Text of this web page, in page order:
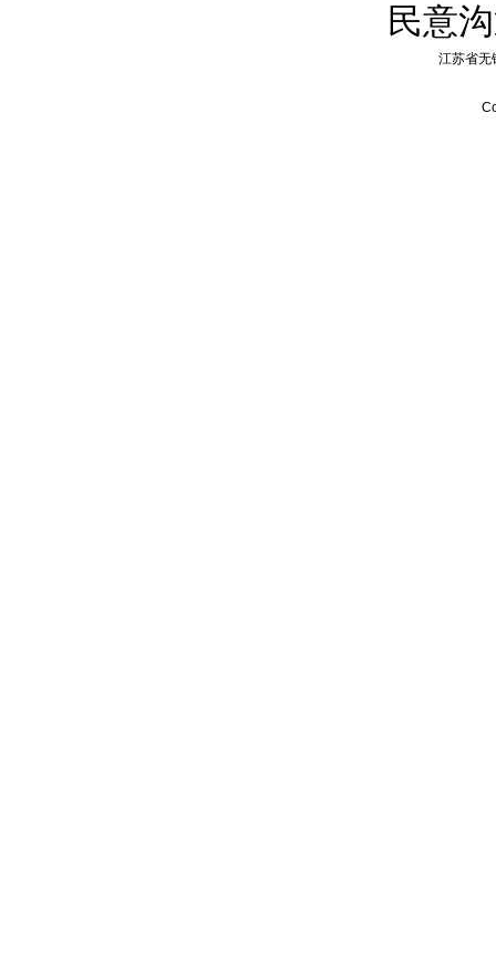
民意
江苏省无